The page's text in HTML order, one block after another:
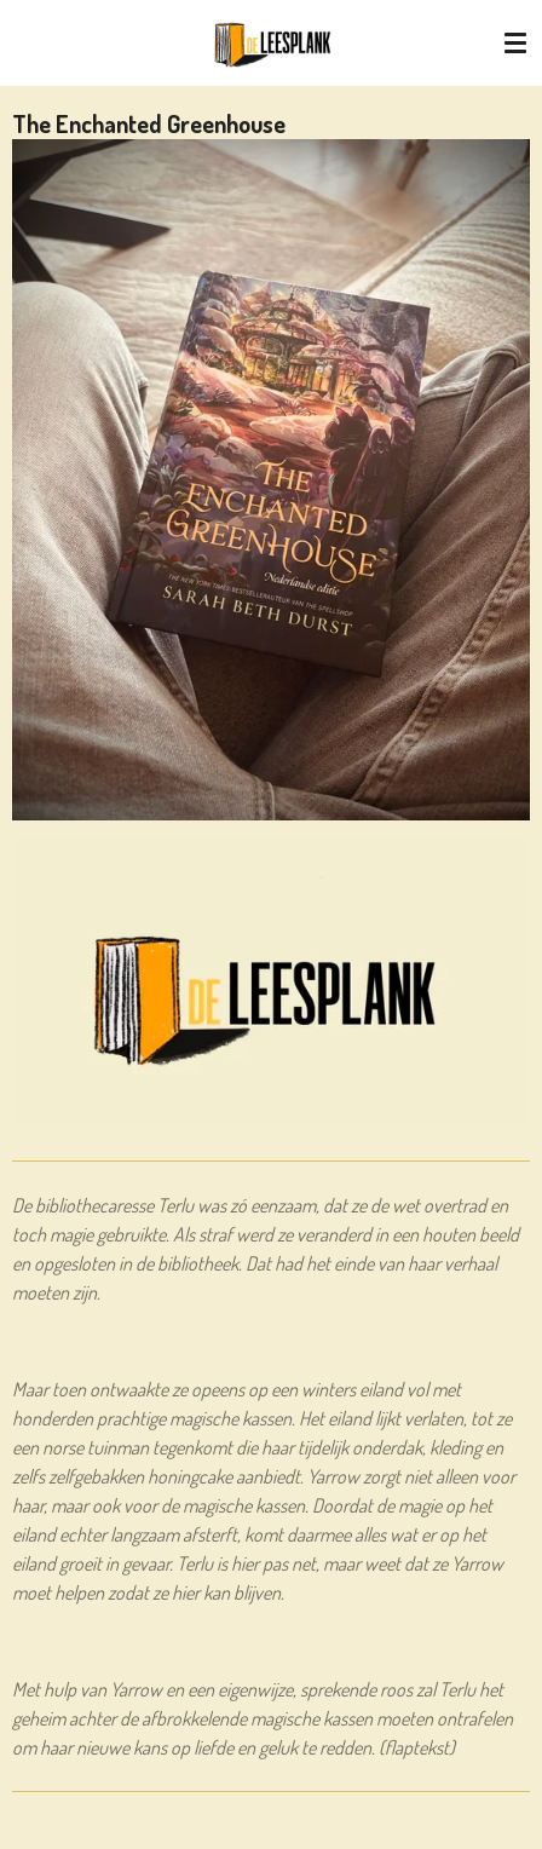
naar
de
hoofdinhoud
The Enchanted Greenhouse
De bibliothecaresse Terlu was zó eenzaam, dat ze de wet overtrad en
toch magie gebruikte. Als straf werd ze veranderd in een houten beeld
en opgesloten in de bibliotheek. Dat had het einde van haar verhaal
moeten zijn.
Maar toen ontwaakte ze opeens op een winters eiland vol met
honderden prachtige magische kassen. Het eiland lijkt verlaten, tot ze
een norse tuinman tegenkomt die haar tijdelijk onderdak, kleding en
zelfs zelfgebakken honingcake aanbiedt. Yarrow zorgt niet alleen voor
haar, maar ook voor de magische kassen. Doordat de magie op het
eiland echter langzaam afsterft, komt daarmee alles wat er op het
eiland groeit in gevaar. Terlu is hier pas net, maar weet dat ze Yarrow
moet helpen zodat ze hier kan blijven.
Met hulp van Yarrow en een eigenwijze, sprekende roos zal Terlu het
geheim achter de afbrokkelende magische kassen moeten ontrafelen
om haar nieuwe kans op liefde en geluk te redden. (flaptekst)